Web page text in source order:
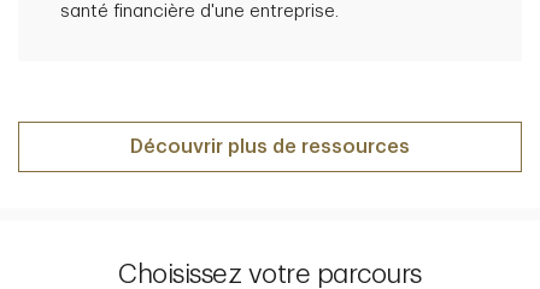
santé financière d'une entreprise.
Découvrir plus de ressources
Choisissez votre parcours